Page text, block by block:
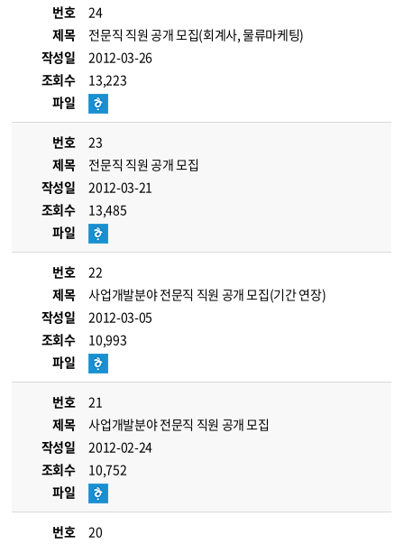
번호
24
제목
전문직 직원 공개 모집(회계사, 물류마케팅)
작성일
2012-03-26
조회수
13,223
파일
번호
23
제목
전문직 직원 공개 모집
작성일
2012-03-21
조회수
13,485
파일
번호
22
제목
사업개발분야 전문직 직원 공개 모집(기간 연장)
작성일
2012-03-05
조회수
10,993
파일
번호
21
제목
사업개발분야 전문직 직원 공개 모집
작성일
2012-02-24
조회수
10,752
파일
번호
20